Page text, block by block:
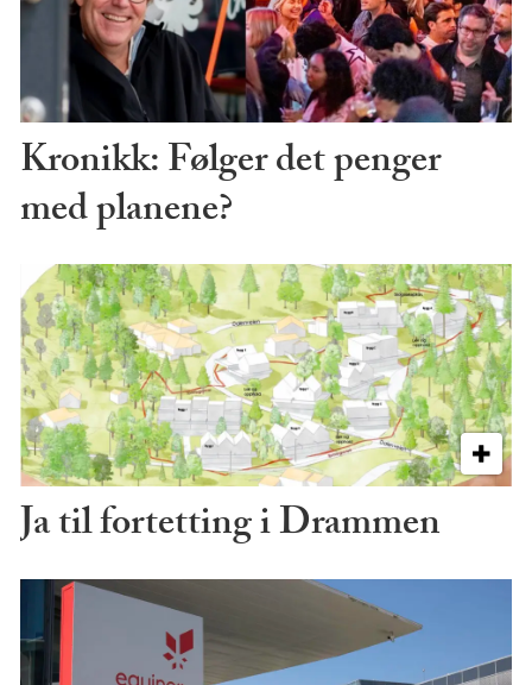
Kronikk: Følger det penger
med planene?
Ja til fortetting i Drammen